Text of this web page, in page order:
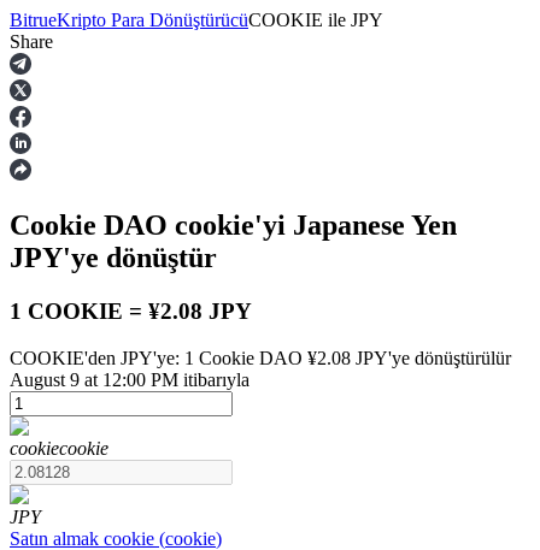
Vadeli İşlemler
USDT Vadeli İşlemleri
BitrueKripto Para DönüştürücüCOOKIE ile JPY
Share
Cookie DAO cookie'yi Japanese Yen
JPY'ye dönüştür
1 COOKIE = ¥2.08 JPY
COOKIE'den JPY'ye: 1 Cookie DAO ¥2.08 JPY'ye dönüştürülür
August 9 at 12:00 PM itibarıyla
cookiecookie
JPY
Satın almak cookie (cookie)